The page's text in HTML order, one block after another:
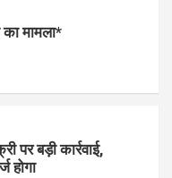
का मामला*
पर बड़ी कार्रवाई,
होगा